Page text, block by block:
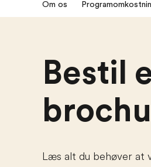
Velkommen til EF
Om os
Bestil
Læs alt du behøver at